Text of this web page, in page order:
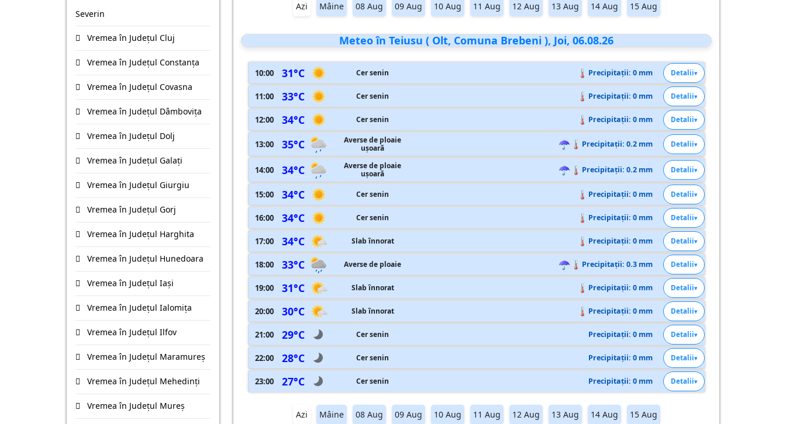
Severin
Vremea în Județul Cluj
Vremea în Județul Constanţa
Vremea în Județul Covasna
Vremea în Județul Dâmboviţa
Vremea în Județul Dolj
Vremea în Județul Galaţi
Vremea în Județul Giurgiu
Vremea în Județul Gorj
Vremea în Județul Harghita
Vremea în Județul Hunedoara
Vremea în Județul Iaşi
Vremea în Județul Ialomiţa
Vremea în Județul Ilfov
Vremea în Județul Maramureş
Vremea în Județul Mehedinţi
Vremea în Județul Mureş
Azi Mâine 08 Aug 09 Aug 10 Aug 11 Aug 12 Aug 13 Aug 14 Aug 15 Aug
Meteo în Teiusu ( Olt, Comuna Brebeni ), Joi, 06.08.26
10:00 31°C Cer senin 🌡 Precipitații: 0 mm Detalii
11:00 33°C Cer senin 🌡 Precipitații: 0 mm Detalii
12:00 34°C Cer senin 🌡 Precipitații: 0 mm Detalii
13:00 35°C
Averse de ploaie
ușoară
☂ 🌡 Precipitații: 0.2 mm Detalii
14:00 34°C
Averse de ploaie
ușoară
☂ 🌡 Precipitații: 0.2 mm Detalii
15:00 34°C Cer senin 🌡 Precipitații: 0 mm Detalii
16:00 34°C Cer senin 🌡 Precipitații: 0 mm Detalii
17:00 34°C Slab înnorat 🌡 Precipitații: 0 mm Detalii
18:00 33°C Averse de ploaie ☂ 🌡 Precipitații: 0.3 mm Detalii
19:00 31°C Slab înnorat 🌡 Precipitații: 0 mm Detalii
20:00 30°C Slab înnorat 🌡 Precipitații: 0 mm Detalii
21:00 29°C Cer senin Precipitații: 0 mm Detalii
22:00 28°C Cer senin Precipitații: 0 mm Detalii
23:00 27°C Cer senin Precipitații: 0 mm Detalii
Azi Mâine 08 Aug 09 Aug 10 Aug 11 Aug 12 Aug 13 Aug 14 Aug 15 Aug